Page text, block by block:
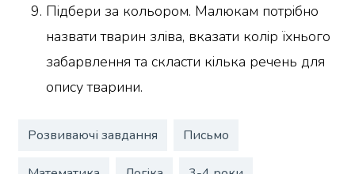
Підбери за кольором. Малюкам потрібно
назвати тварин зліва, вказати колір їхнього
забарвлення та скласти кілька речень для
опису тварини.
Розвиваючі завдання Письмо